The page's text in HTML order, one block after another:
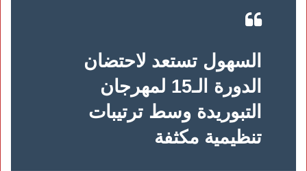
السهول تستعد لاحتضان
الدورة الـ15 لمهرجان
التبوريدة وسط ترتيبات
تنظيمية مكثفة